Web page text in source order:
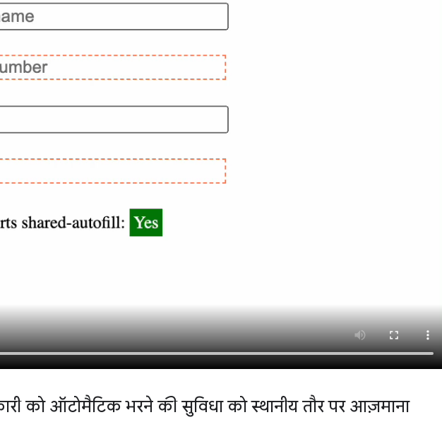
को ऑटोमैटिक भरने की सुविधा को स्थानीय तौर पर आज़माना